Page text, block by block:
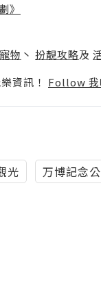
》
寵物 丶 扮靚攻略及
資訊！ Follow 我
光 万博記念